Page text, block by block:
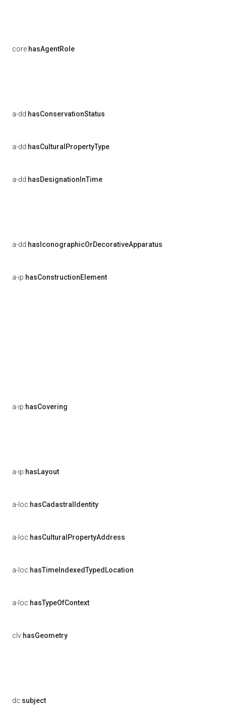
core:hasAgentRole
a-dd:hasConservationStatus
a-dd:hasCulturalPropertyType
a-dd:hasDesignationInTime
a-dd:hasIconographicOrDecorativeApparatus
a-ip:hasConstructionElement
a-ip:hasCovering
a-ip:hasLayout
a-loc:hasCadastralIdentity
a-loc:hasCulturalPropertyAddress
a-loc:hasTimeIndexedTypedLocation
a-loc:hasTypeOfContext
clv:hasGeometry
dc:subject